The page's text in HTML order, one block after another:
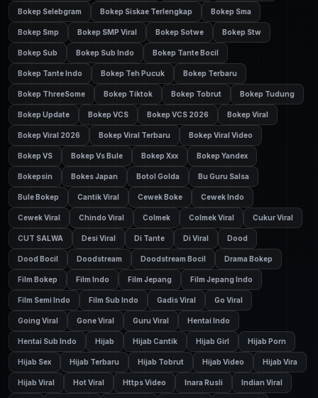
Bokep Selebgram Bokep Siskae Terlengkap Bokep Sma
Bokep Smp Bokep SMP Viral Bokep Sotwe Bokep Stw
Bokep Sub Bokep Sub Indo Bokep Tante Bocil
Bokep Tante Indo Bokep Teh Pucuk Bokep Terbaru
Bokep ThreeSome Bokep Tiktok Bokep Tobrut Bokep Tudung
Bokep Update Bokep VCS Bokep VCS 2026 Bokep Viral
Bokep Viral 2026 Bokep Viral Terbaru Bokep Viral Video
Bokep VS Bokep Vs Bule Bokep Xxx Bokep Yandex
Bokepsin Bokes Japan Botol Golda Bu Guru Salsa
Bule Bokep Cantik Viral Cewek Boke Cewek Indo
Cewek Viral Chindo Viral Colmek Colmek Viral Cukur Viral
CUT SALWA Desi Viral Di Tante Di Viral Dood
Dood Bocil Doodstream Doodstream Bocil Drama Bokep
Film Bokep Film Indo Film Jepang Film Jepang Indo
Film Semi Indo Film Sub Indo Gadis Viral Go Viral
Going Viral Gone Viral Guru Viral Hentai Indo
Hentai Sub Indo Hijab Hijab Cantik Hijab Girl Hijab Porn
Hijab Sex Hijab Terbaru Hijab Tobrut Hijab Video Hijab Vira
Hijab Viral Hot Viral Https Video Inara Rusli Indian Viral